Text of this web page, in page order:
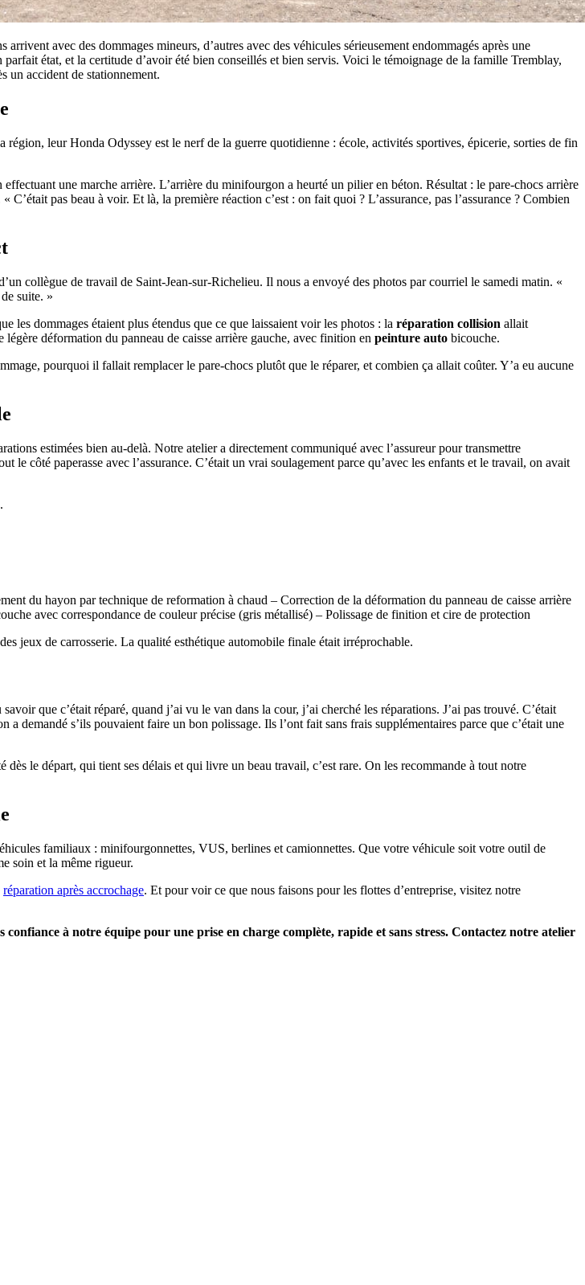
arrivent avec des dommages mineurs, d’autres avec des véhicules sérieusement endommagés après une
état, et la certitude d’avoir été bien conseillés et bien servis. Voici le témoignage de la famille Tremblay,
un accident de stationnement.
leur Honda Odyssey est le nerf de la guerre quotidienne : école, activités sportives, épicerie, sorties de fin
une marche arrière. L’arrière du minifourgon a heurté un pilier en béton. Résultat : le pare-chocs arrière
pas beau à voir. Et là, la première réaction c’est : on fait quoi ? L’assurance, pas l’assurance ? Combien
collègue de travail de Saint-Jean-sur-Richelieu. Il nous a envoyé des photos par courriel le samedi matin. «
suite. »
les dommages étaient plus étendus que ce que laissaient voir les photos : la réparation collision allait
déformation du panneau de caisse arrière gauche, avec finition en peinture auto bicouche.
pourquoi il fallait remplacer le pare-chocs plutôt que le réparer, et combien ça allait coûter. Y’a eu aucune
estimées bien au-delà. Notre atelier a directement communiqué avec l’assureur pour transmettre
le côté paperasse avec l’assurance. C’était un vrai soulagement parce qu’avec les enfants et le travail, on avait
du hayon par technique de reformation à chaud – Correction de la déformation du panneau de caisse arrière
avec correspondance de couleur précise (gris métallisé) – Polissage de finition et cire de protection
jeux de carrosserie. La qualité esthétique automobile finale était irréprochable.
que c’était réparé, quand j’ai vu le van dans la cour, j’ai cherché les réparations. J’ai pas trouvé. C’était
demandé s’ils pouvaient faire un bon polissage. Ils l’ont fait sans frais supplémentaires parce que c’était une
le départ, qui tient ses délais et qui livre un beau travail, c’est rare. On les recommande à tout notre
familiaux : minifourgonnettes, VUS, berlines et camionnettes. Que votre véhicule soit votre outil de
soin et la même rigueur.
réparation après accrochage. Et pour voir ce que nous faisons pour les flottes d’entreprise, visitez notre
à notre équipe pour une prise en charge complète, rapide et sans stress. Contactez notre atelier